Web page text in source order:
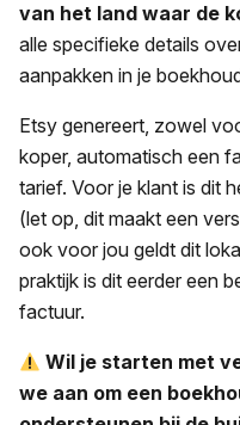
van het land waar de
alle specifieke details
aanpakken in je
Etsy genereert, zowel
koper, automatisch een
tarief. Voor je klant is dit
(let op, dit maakt een
ook voor jou geldt dit
praktijk is dit eerder een
factuur.
Wil je starten met
we aan om een